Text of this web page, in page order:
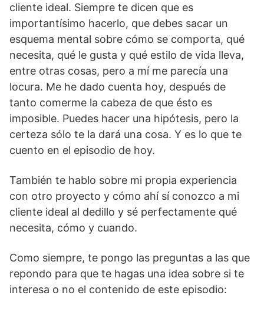
cliente ideal. Siempre te dicen que es
importantísimo hacerlo, que debes sacar un
esquema mental sobre cómo se comporta, qué
necesita, qué le gusta y qué estilo de vida lleva,
entre otras cosas, pero a mí me parecía una
locura. Me he dado cuenta hoy, después de
tanto comerme la cabeza de que ésto es
imposible. Puedes hacer una hipótesis, pero la
certeza sólo te la dará una cosa. Y es lo que te
cuento en el episodio de hoy.
También te hablo sobre mi propia experiencia
con otro proyecto y cómo ahí sí conozco a mi
cliente ideal al dedillo y sé perfectamente qué
necesita, cómo y cuando.
Como siempre, te pongo las preguntas a las que
repondo para que te hagas una idea sobre si te
interesa o no el contenido de este episodio: